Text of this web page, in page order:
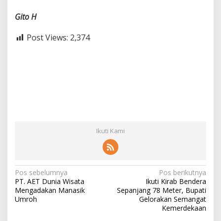
Gito H
Post Views: 2,374
Ikuti Kami
N
a
v
Pos sebelumnya
PT. AET Dunia Wisata
Mengadakan Manasik
Umroh
Pos berikutnya
Ikuti Kirab Bendera
Sepanjang 78 Meter, Bupati
Gelorakan Semangat
Kemerdekaan